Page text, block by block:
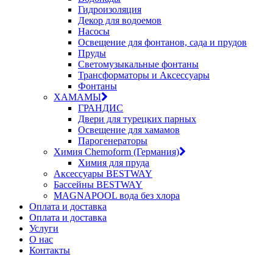
Гидроизоляция
Декор для водоемов
Насосы
Освещение для фонтанов, сада и прудов
Пруды
Светомузыкальные фонтаны
Трансформаторы и Аксессуары
Фонтаны
ХАМАМЫ
ГРАНДИС
Двери для турецких парных
Освещение для хамамов
Парогенераторы
Химия Chemoform (Германия)
Химия для пруда
Аксессуары BESTWAY
Бассейны BESTWAY
MAGNAPOOL вода без хлора
Оплата и доставка
Оплата и доставка
Услуги
О нас
Контакты